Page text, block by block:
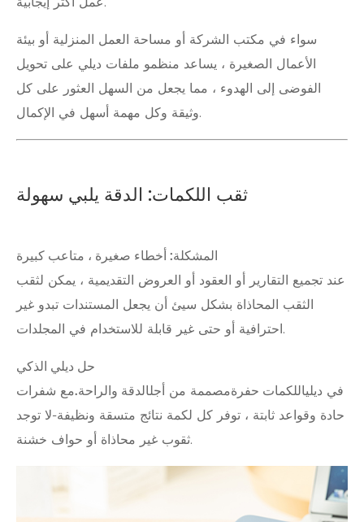
عمل أكثر إيجابية.
سواء في مكتب الشركة أو مساحة العمل المنزلية أو بيئة
الأعمال الصغيرة ، يساعد منظمو ملفات ديلي على تحويل
الفوضى إلى الهدوء ، مما يجعل من السهل العثور على كل
وثيقة وكل مهمة أسهل في الإكمال.
ثقب اللكمات: الدقة يلبي سهولة
المشكلة: أخطاء صغيرة ، متاعب كبيرة
عند تجميع التقارير أو العقود أو العروض التقديمية ، يمكن لثقب
الثقب المحاذاة بشكل سيئ أن يجعل المستندات تبدو غير
احترافية أو حتى غير قابلة للاستخدام في المجلدات.
حل ديلي الذكي
في ديلياللكمات حفرةمصممة من أجلالدقة والراحة.مع شفرات
حادة وقواعد ثابتة ، توفر كل لكمة نتائج متسقة ونظيفة-لا توجد
ثقوب غير محاذاة أو حواف خشنة.